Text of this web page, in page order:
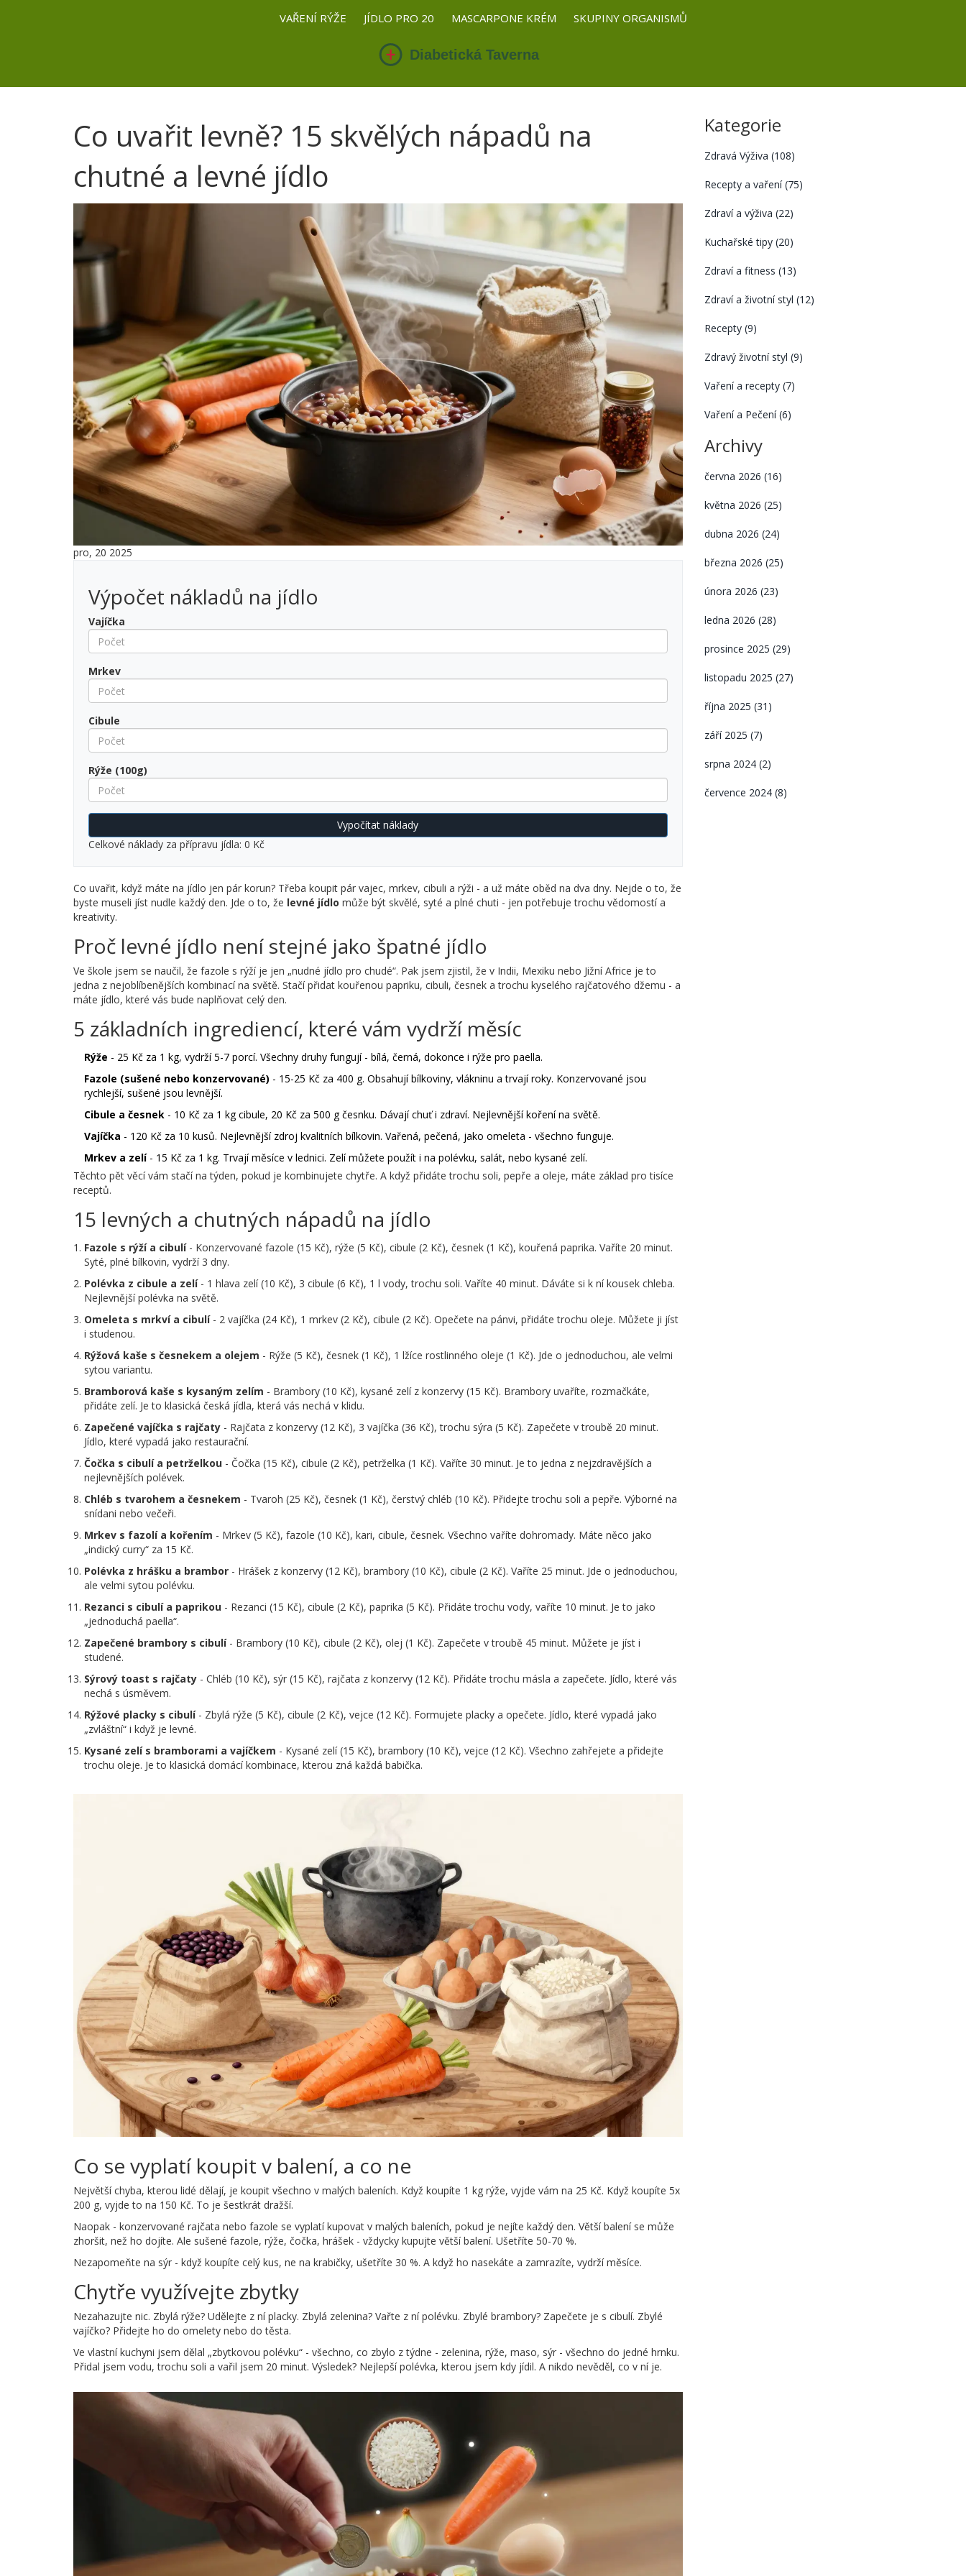
VAŘENÍ RÝŽE JÍDLO PRO 20 MASCARPONE KRÉM SKUPINY ORGANISMŮ
Co uvařit levně? 15 skvělých nápadů na
chutné a levné jídlo
pro, 20 2025
Výpočet nákladů na jídlo
Vajíčka
Mrkev
Cibule
Rýže (100g)
Vypočítat náklady
Celkové náklady za přípravu jídla: 0 Kč
Co uvařit, když máte na jídlo jen pár korun? Třeba koupit pár vajec, mrkev, cibuli a rýži - a už máte oběd na dva dny. Nejde o to, že
byste museli jíst nudle každý den. Jde o to, že levné jídlo může být skvělé, syté a plné chuti - jen potřebuje trochu vědomostí a
kreativity.
Proč levné jídlo není stejné jako špatné jídlo
Ve škole jsem se naučil, že fazole s rýží je jen „nudné jídlo pro chudé“. Pak jsem zjistil, že v Indii, Mexiku nebo Jižní Africe je to
jedna z nejoblíbenějších kombinací na světě. Stačí přidat kouřenou papriku, cibuli, česnek a trochu kyselého rajčatového džemu - a
máte jídlo, které vás bude naplňovat celý den.
5 základních ingrediencí, které vám vydrží měsíc
Rýže - 25 Kč za 1 kg, vydrží 5-7 porcí. Všechny druhy fungují - bílá, černá, dokonce i rýže pro paella.
Fazole (sušené nebo konzervované) - 15-25 Kč za 400 g. Obsahují bílkoviny, vlákninu a trvají roky. Konzervované jsou
rychlejší, sušené jsou levnější.
Cibule a česnek - 10 Kč za 1 kg cibule, 20 Kč za 500 g česnku. Dávají chuť i zdraví. Nejlevnější koření na světě.
Vajíčka - 120 Kč za 10 kusů. Nejlevnější zdroj kvalitních bílkovin. Vařená, pečená, jako omeleta - všechno funguje.
Mrkev a zelí- 15 Kč za 1 kg. Trvají měsíce v lednici. Zelí můžete použít i na polévku, salát, nebo kysané zelí.
Těchto pět věcí vám stačí na týden, pokud je kombinujete chytře. A když přidáte trochu soli, pepře a oleje, máte základ pro tisíce
receptů.
15 levných a chutných nápadů na jídlo
Fazole s rýží a cibulí- Konzervované fazole (15 Kč), rýže (5 Kč), cibule (2 Kč), česnek (1 Kč), kouřená paprika. Vaříte 20 minut.
Syté, plné bílkovin, vydrží 3 dny.
Polévka z cibule a zelí- 1 hlava zelí (10 Kč), 3 cibule (6 Kč), 1 l vody, trochu soli. Vaříte 40 minut. Dáváte si k ní kousek chleba.
Nejlevnější polévka na světě.
Omeleta s mrkví a cibulí- 2 vajíčka (24 Kč), 1 mrkev (2 Kč), cibule (2 Kč). Opečete na pánvi, přidáte trochu oleje. Můžete ji jíst
i studenou.
Rýžová kaše s česnekem a olejem - Rýže (5 Kč), česnek (1 Kč), 1 lžíce rostlinného oleje (1 Kč). Jde o jednoduchou, ale velmi
sytou variantu.
Bramborová kaše s kysaným zelím - Brambory (10 Kč), kysané zelí z konzervy (15 Kč). Brambory uvaříte, rozmačkáte,
přidáte zelí. Je to klasická česká jídla, která vás nechá v klidu.
Zapečené vajíčka s rajčaty - Rajčata z konzervy (12 Kč), 3 vajíčka (36 Kč), trochu sýra (5 Kč). Zapečete v troubě 20 minut.
Jídlo, které vypadá jako restaurační.
Čočka s cibulí a petrželkou - Čočka (15 Kč), cibule (2 Kč), petrželka (1 Kč). Vaříte 30 minut. Je to jedna z nejzdravějších a
nejlevnějších polévek.
Chléb s tvarohem a česnekem - Tvaroh (25 Kč), česnek (1 Kč), čerstvý chléb (10 Kč). Přidejte trochu soli a pepře. Výborné na
snídani nebo večeři.
Mrkev s fazolí a kořením - Mrkev (5 Kč), fazole (10 Kč), kari, cibule, česnek. Všechno vaříte dohromady. Máte něco jako
„indický curry“ za 15 Kč.
Polévka z hrášku a brambor - Hrášek z konzervy (12 Kč), brambory (10 Kč), cibule (2 Kč). Vaříte 25 minut. Jde o jednoduchou,
ale velmi sytou polévku.
Rezanci s cibulí a paprikou - Rezanci (15 Kč), cibule (2 Kč), paprika (5 Kč). Přidáte trochu vody, vaříte 10 minut. Je to jako
„jednoduchá paella“.
Zapečené brambory s cibulí- Brambory (10 Kč), cibule (2 Kč), olej (1 Kč). Zapečete v troubě 45 minut. Můžete je jíst i
studené.
Sýrový toast s rajčaty - Chléb (10 Kč), sýr (15 Kč), rajčata z konzervy (12 Kč). Přidáte trochu másla a zapečete. Jídlo, které vás
nechá s úsměvem.
Rýžové placky s cibulí- Zbylá rýže (5 Kč), cibule (2 Kč), vejce (12 Kč). Formujete placky a opečete. Jídlo, které vypadá jako
„zvláštní“ i když je levné.
Kysané zelí s bramborami a vajíčkem - Kysané zelí (15 Kč), brambory (10 Kč), vejce (12 Kč). Všechno zahřejete a přidejte
trochu oleje. Je to klasická domácí kombinace, kterou zná každá babička.
Co se vyplatí koupit v balení, a co ne
Největší chyba, kterou lidé dělají, je koupit všechno v malých baleních. Když koupíte 1 kg rýže, vyjde vám na 25 Kč. Když koupíte 5x
200 g, vyjde to na 150 Kč. To je šestkrát dražší.
Naopak - konzervované rajčata nebo fazole se vyplatí kupovat v malých baleních, pokud je nejíte každý den. Větší balení se může
zhoršit, než ho dojíte. Ale sušené fazole, rýže, čočka, hrášek - vždycky kupujte větší balení. Ušetříte 50-70 %.
Nezapomeňte na sýr - když koupíte celý kus, ne na krabičky, ušetříte 30 %. A když ho nasekáte a zamrazíte, vydrží měsíce.
Chytře využívejte zbytky
Nezahazujte nic. Zbylá rýže? Udělejte z ní placky. Zbylá zelenina? Vařte z ní polévku. Zbylé brambory? Zapečete je s cibulí. Zbylé
vajíčko? Přidejte ho do omelety nebo do těsta.
Ve vlastní kuchyni jsem dělal „zbytkovou polévku“ - všechno, co zbylo z týdne - zelenina, rýže, maso, sýr - všechno do jedné hrnku.
Přidal jsem vodu, trochu soli a vařil jsem 20 minut. Výsledek? Nejlepší polévka, kterou jsem kdy jídil. A nikdo nevěděl, co v ní je.
Kategorie
Zdravá Výživa (108)
Recepty a vaření(75)
Zdraví a výživa (22)
Kuchařské tipy (20)
Zdraví a fitness (13)
Zdraví a životní styl (12)
Recepty (9)
Zdravý životní styl (9)
Vaření a recepty (7)
Vaření a Pečení(6)
Archivy
června 2026 (16)
května 2026 (25)
dubna 2026 (24)
března 2026 (25)
února 2026 (23)
ledna 2026 (28)
prosince 2025 (29)
listopadu 2025 (27)
října 2025 (31)
září 2025 (7)
srpna 2024 (2)
července 2024 (8)